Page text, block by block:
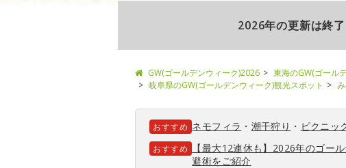
2026年の更新は終
GW(ゴールデンウィーク)2026 東海のGW(ゴール
岐阜県のGW(ゴールデンウィーク)観光スポット
おすすめ ネモフィラ ・ 潮干狩り ・ ピクニッ
おすすめ
【最大12連休も】2026年のゴー
避術をご紹介